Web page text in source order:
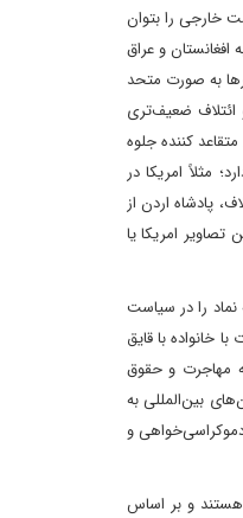
خارجی را بتوان
و عراق
به صورت متحد
ضعیف‌تری
کننده جلوه
مثلاً امریکا در
پادشاه اردن از
امریکا یا
را در سیاست
2014 اشاره کرد که در حین مهاجرت با خانواده با قایق
مهاجرت و حقوق
بین‌المللی به
و
هستند و بر اساس